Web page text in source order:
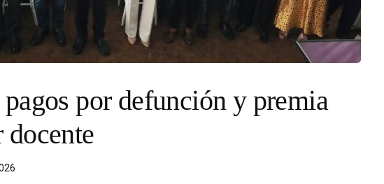
por defunción y premia
docente